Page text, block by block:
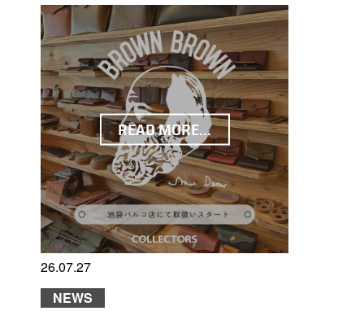
READ MORE...
26.07.27
NEWS